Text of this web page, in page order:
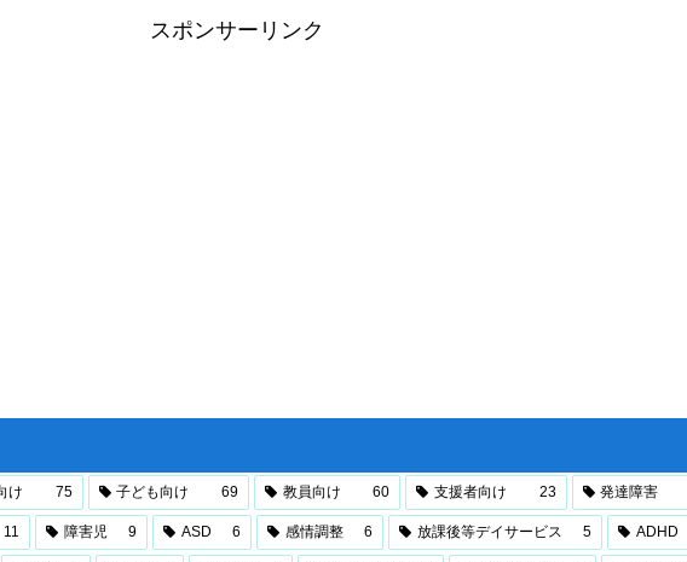
スポンサーリンク
け 75 子ども向け 69 教員向け 60 支援者向け 23 発達障害
11 障害児 9 ASD 6 感情調整 6 放課後等デイサービス 5 ADHD